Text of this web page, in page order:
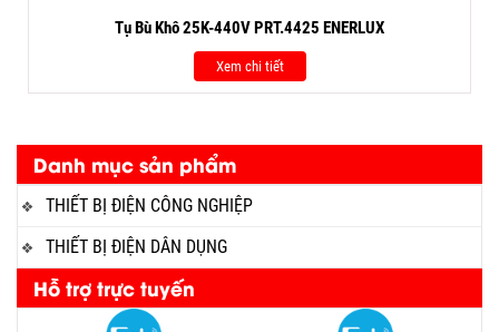
Danh mục sản phẩm
THIẾT BỊ ĐIỆN CÔNG NGHIỆP
THIẾT BỊ ĐIỆN DÂN DỤNG
Hỗ trợ trực tuyến
Tụ Bù Khô 25K-440V PRT.4425 ENERLUX
Xem chi tiết